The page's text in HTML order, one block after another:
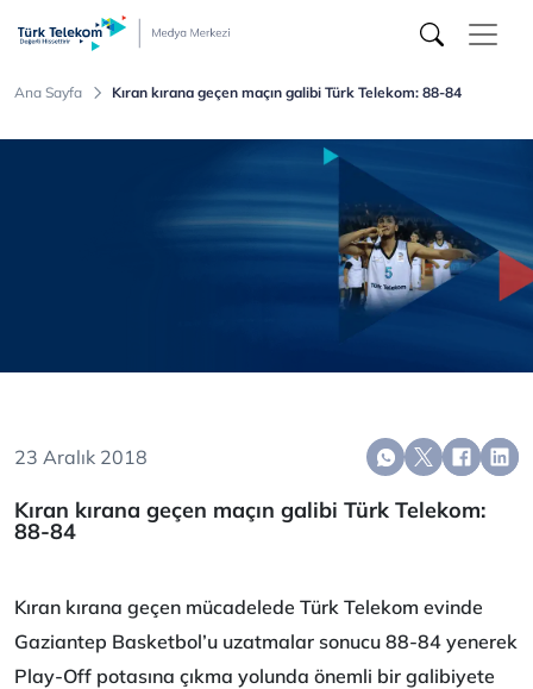
Telekom
Medya
Ana Sayfa Kıran kırana geçen maçın galibi Türk Telekom: 88-84
23 Aralık 2018
Kıran kırana geçen maçın galibi Türk Telekom:
88-84
Kıran kırana geçen mücadelede Türk Telekom evinde
Gaziantep Basketbol’u uzatmalar sonucu 88-84 yenerek
Play-Off potasına çıkma yolunda önemli bir galibiyete